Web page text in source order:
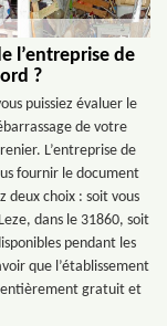
l’entreprise de
?
puissiez évaluer le
de votre
L’entreprise de
fournir le document
deux choix : soit vous
dans le 31860, soit
pendant les
que l’établissement
entièrement gratuit et